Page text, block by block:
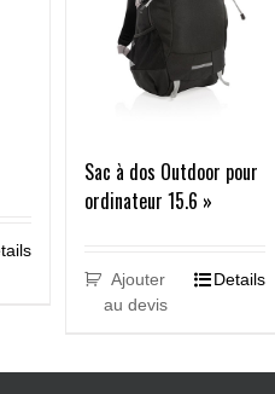
Sac à dos Outdoor pour
ordinateur 15.6 »
Ajouter
au devis
Details